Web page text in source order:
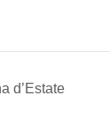
d’Estate